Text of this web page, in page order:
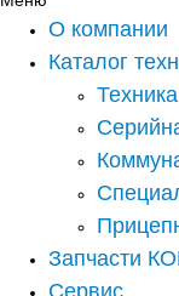
О компании
Каталог
Запчасти